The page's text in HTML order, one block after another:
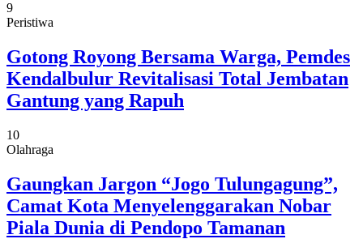
9
Peristiwa
Gotong Royong Bersama Warga, Pemdes
Kendalbulur Revitalisasi Total Jembatan
Gantung yang Rapuh
10
Olahraga
Gaungkan Jargon “Jogo Tulungagung”,
Camat Kota Menyelenggarakan Nobar
Piala Dunia di Pendopo Tamanan